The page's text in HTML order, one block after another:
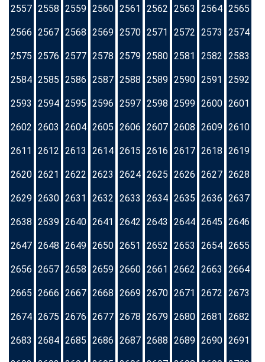
2557 2558 2559 2560 2561 2562 2563 2564 2565
2566 2567 2568 2569 2570 2571 2572 2573 2574
2575 2576 2577 2578 2579 2580 2581 2582 2583
2584 2585 2586 2587 2588 2589 2590 2591 2592
2593 2594 2595 2596 2597 2598 2599 2600 2601
2602 2603 2604 2605 2606 2607 2608 2609 2610
2611 2612 2613 2614 2615 2616 2617 2618 2619
2620 2621 2622 2623 2624 2625 2626 2627 2628
2629 2630 2631 2632 2633 2634 2635 2636 2637
2638 2639 2640 2641 2642 2643 2644 2645 2646
2647 2648 2649 2650 2651 2652 2653 2654 2655
2656 2657 2658 2659 2660 2661 2662 2663 2664
2665 2666 2667 2668 2669 2670 2671 2672 2673
2674 2675 2676 2677 2678 2679 2680 2681 2682
2683 2684 2685 2686 2687 2688 2689 2690 2691